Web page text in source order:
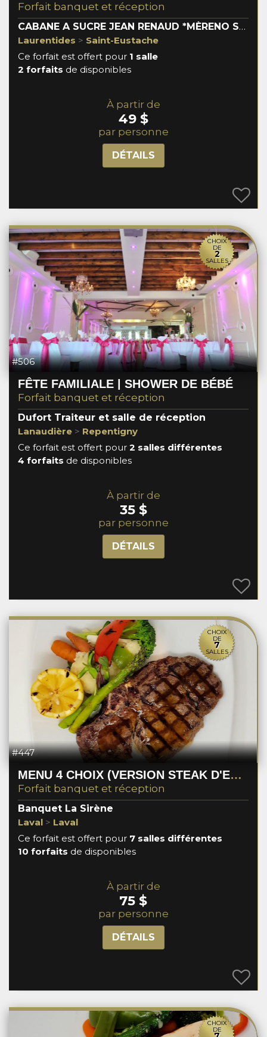
Forfait banquet et réception
CABANE A SUCRE JEAN RENAUD *MÈRENO SERVICE*
Laurentides > Saint-Eustache
Ce forfait est offert pour 1 salle
2 forfaits de disponibles
À partir de
49 $
par personne
DÉTAILS
CHOIX
DE
2
SALLES
#506
FÊTE FAMILIALE | SHOWER DE BÉBÉ
Forfait banquet et réception
Dufort Traiteur et salle de réception
Lanaudière > Repentigny
Ce forfait est offert pour 2 salles différentes
4 forfaits de disponibles
À partir de
35 $
par personne
DÉTAILS
CHOIX
DE
7
SALLES
#447
MENU 4 CHOIX (VERSION STEAK D'ENTRECÔTE) 2025
Forfait banquet et réception
Banquet La Sirène
Laval > Laval
Ce forfait est offert pour 7 salles différentes
10 forfaits de disponibles
À partir de
75 $
par personne
DÉTAILS
CHOIX
DE